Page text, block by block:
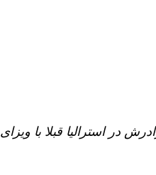
در استرالیا قبلا با ویزای